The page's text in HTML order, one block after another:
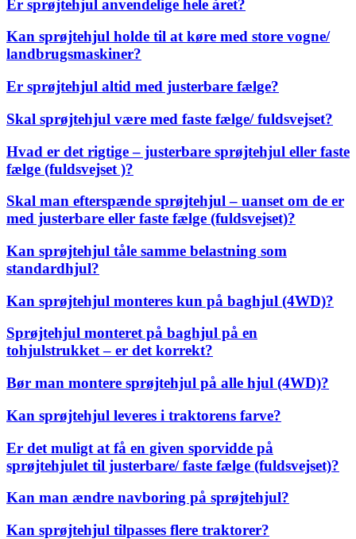
Er sprøjtehjul anvendelige hele året?
Kan sprøjtehjul holde til at køre med store vogne/
landbrugsmaskiner?
Er sprøjtehjul altid med justerbare fælge?
Skal sprøjtehjul være med faste fælge/ fuldsvejset?
Hvad er det rigtige – justerbare sprøjtehjul eller faste
fælge (fuldsvejset )?
Skal man efterspænde sprøjtehjul – uanset om de er
med justerbare eller faste fælge (fuldsvejset)?
Kan sprøjtehjul tåle samme belastning som
standardhjul?
Kan sprøjtehjul monteres kun på baghjul (4WD)?
Sprøjtehjul monteret på baghjul på en
tohjulstrukket – er det korrekt?
Bør man montere sprøjtehjul på alle hjul (4WD)?
Kan sprøjtehjul leveres i traktorens farve?
Er det muligt at få en given sporvidde på
sprøjtehjulet til justerbare/ faste fælge (fuldsvejset)?
Kan man ændre navboring på sprøjtehjul?
Kan sprøjtehjul tilpasses flere traktorer?